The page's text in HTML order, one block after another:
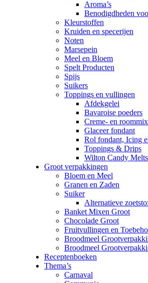
Aroma’s
Benodigdheden
Kleurstoffen
Kruiden en specerijen
Noten
Marsepein
Meel en Bloem
Spelt Producten
Spijs
Suikers
Toppings en vullingen
Afdekgelei
Bavaroise poeders
Creme- en
Glaceer fondant
Rol fondant, Icing
Toppings & Drips
Wilton Candy Melts
Groot verpakkingen
Bloem en Meel
Granen en Zaden
Suiker
Alternatieve
Banket Mixen Groot
Chocolade Groot
Fruitvullingen en
Broodmeel
Broodmeel
Receptenboeken
Thema’s
Carnaval